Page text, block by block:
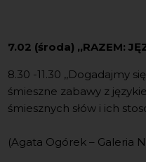
7.02 (środa) ,,RAZEM:
8.30 -11.30 ,,Dogadajmy
śmieszne zabawy z
śmiesznych słów i ich
(Agata Ogórek – Galeria